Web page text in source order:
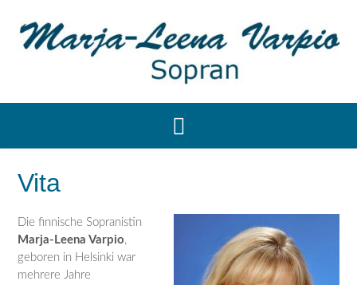
Vita
Die finnische Sopranistin
Marja-Leena Varpio,
geboren in Helsinki war
mehrere Jahre